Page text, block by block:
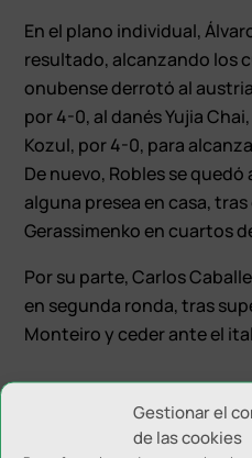
Gestionar el
de las cookies
En el plano individual,
resultado, alcanzando los
onubense derrotó al
por 4-0, al danés Yujia
Kozul, por 4-0, para
De nuevo, Robles se
alguna presea en casa,
Gerassimenko en cuartos
Por su parte, Carlos
en segunda ronda, tras
Monteiro y ceder ante el